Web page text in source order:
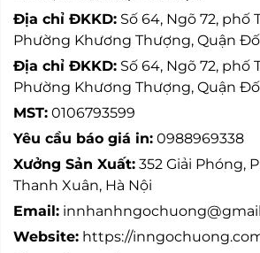
Địa chỉ ĐKKD: Số 64, Ngõ 72, phố
Phường Khương Thượng, Quận
Địa chỉ ĐKKD: Số 64, Ngõ 72, phố
Phường Khương Thượng, Quận
MST: 0106793599
Yêu cầu báo giá in: 0988969338
Xưởng Sản Xuất: 352 Giải Phóng,
Thanh Xuân, Hà Nội
Email:
Website: https://